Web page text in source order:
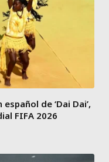
de ‘Dai Dai’,
FIFA 2026